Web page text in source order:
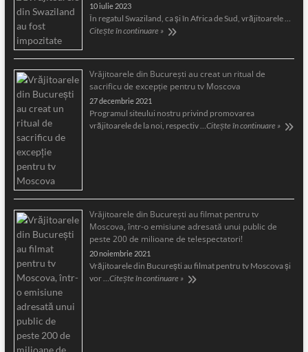
10 iulie 2023
În regatul Swaziland, ca și în Africa de Sud, vrăjitoarele …
Citește în continuare »
Vrăjitoarele din București au creat un ritual de
sacrificu de excepție pentru tv Moscova
27 decembrie 2021
Programul siteului nostru privind promovarea
vrăjitoarele de la noi, respectiv … Citește în continuare »
Vrăjitoarele din București au filmat pentru tv
Moscova, într-o emisiune adresată unui public de
peste 200 de milioane de telespectatori!
20 noiembrie 2021
Vrăjitoarele din București au filmat pentru tv Moscova și
vor … Citește în continuare »